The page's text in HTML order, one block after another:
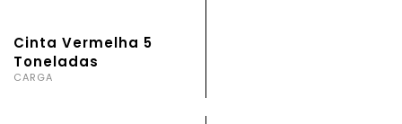
Cinta Vermelha 5
Toneladas
CARGA